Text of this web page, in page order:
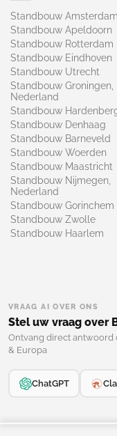
Standbouw Amsterdam
Standbouw Apeldoorn
Standbouw Rotterdam
Standbouw Eindhoven
Standbouw Utrecht
Standbouw Groningen,
Nederland
Standbouw
Standbouw Denhaag
Standbouw Barneveld
Standbouw Woerden
Standbouw Maastricht
Standbouw Nijmegen,
Nederland
Standbouw Gorinchem
Standbouw Zwolle
Standbouw Haarlem
VRAAG AI OVER ONS
Stel uw vraag over
Ontvang direct
& Europa
ChatGPT